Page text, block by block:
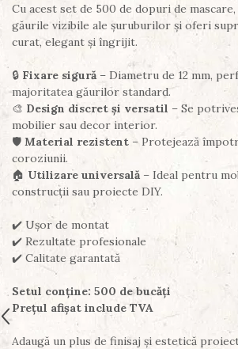
Cu acest set de 500 de dopuri de
găurile vizibile ale șuruburilor și oferi
curat, elegant și îngrijit.
🔒 Fixare sigură – Diametru de 12 mm,
majoritatea găurilor standard.
🎨 Design discret și versatil – Se
mobilier sau decor interior.
🛡️ Material rezistent – Protejează
coroziunii.
🏠 Utilizare universală – Ideal pentru
construcții sau proiecte DIY.
✔️ Ușor de montat
✔️ Rezultate profesionale
✔️ Calitate garantată
Setul conține: 500 de bucăți
Prețul afișat include TVA
Adaugă un plus de finisaj și estetică